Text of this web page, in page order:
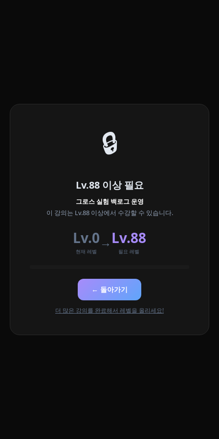
🔒
Lv.88 이상 필요
그로스 실험 백로그 운영
이 강의는 Lv.88 이상에서 수강할 수 있습니다.
Lv.0
현재 레벨
→ Lv.88
필요 레벨
← 돌아가기
더 많은 강의를 완료해서 레벨을 올리세요!